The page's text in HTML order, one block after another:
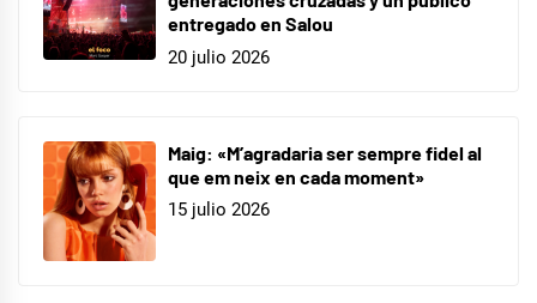
entregado en Salou
20 julio 2026
Maig: «M’agradaria ser sempre fidel al
que em neix en cada moment»
15 julio 2026